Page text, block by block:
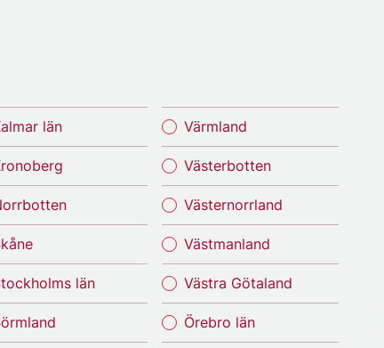
län
län
Värmland
Västerbotten
Västernorrland
Västmanland
Västra Götaland
Örebro län